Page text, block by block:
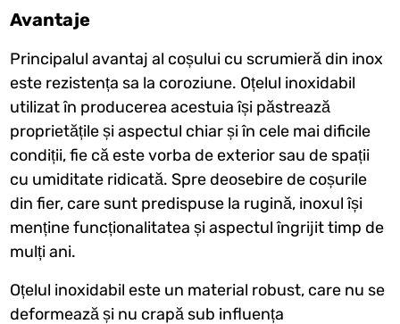
Avantaje
Principalul avantaj al coșului cu scrumieră din inox
este rezistența sa la coroziune. Oțelul inoxidabil
utilizat în producerea acestuia își păstrează
proprietățile și aspectul chiar și în cele mai dificile
condiții, fie că este vorba de exterior sau de spații
cu umiditate ridicată. Spre deosebire de coșurile
din fier, care sunt predispuse la rugină, inoxul își
menține funcționalitatea și aspectul îngrijit timp de
mulți ani.
Oțelul inoxidabil este un material robust, care nu se
deformează și nu crapă sub influența